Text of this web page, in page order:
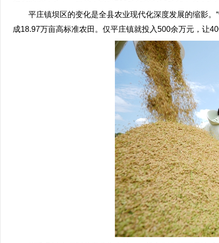
平庄镇坝区的变化是全县农业现代化深度发展的缩影。“
成18.97万亩高标准农田。仅平庄镇就投入500余万元，让